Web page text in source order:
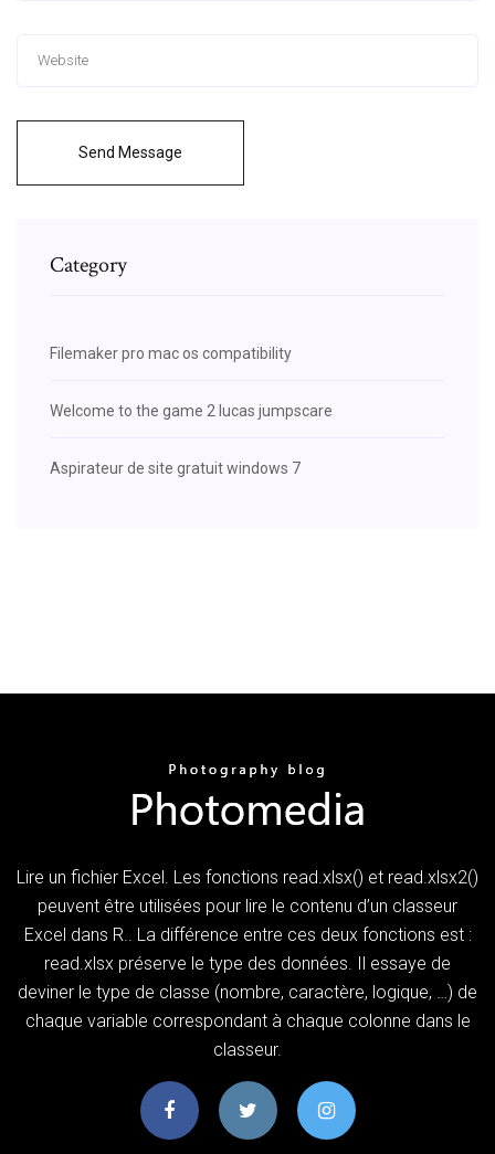
Send Message
Category
Filemaker pro mac os compatibility
Welcome to the game 2 lucas jumpscare
Aspirateur de site gratuit windows 7
Lire un fichier Excel. Les fonctions read.xlsx() et read.xlsx2()
peuvent être utilisées pour lire le contenu d’un classeur
Excel dans R.. La différence entre ces deux fonctions est :
read.xlsx préserve le type des données. Il essaye de
deviner le type de classe (nombre, caractère, logique, …) de
chaque variable correspondant à chaque colonne dans le
classeur.